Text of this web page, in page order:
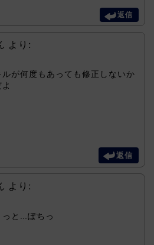
返信
より:
が何度もあっても修正しないか
返信
より:
っと…ぽちっ